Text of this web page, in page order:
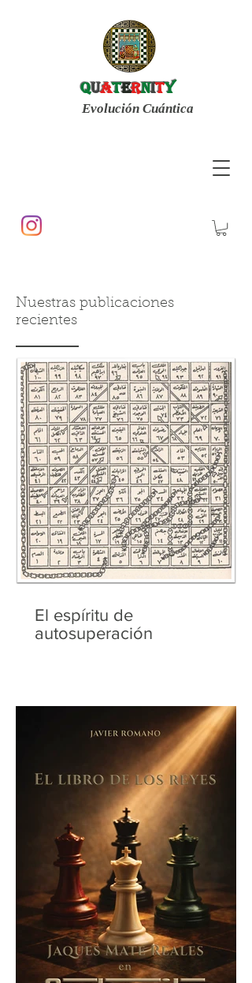
Evolución Cuántica
quatErnity
Nuestras publicaciones
recientes
El espíritu de
autosuperación